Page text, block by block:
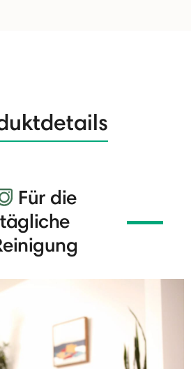
Für die
tägliche